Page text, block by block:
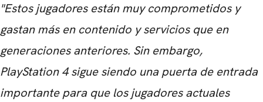
"Estos jugadores están muy comprometidos y
gastan más en contenido y servicios que en
generaciones anteriores. Sin embargo,
PlayStation 4 sigue siendo una puerta de entrada
importante para que los jugadores actuales